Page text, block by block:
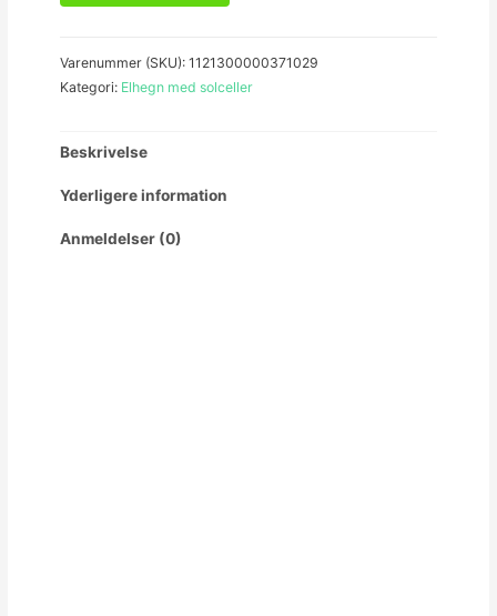
Varenummer (SKU): 1121300000371029
Kategori: Elhegn med solceller
Beskrivelse
Yderligere information
Anmeldelser (0)